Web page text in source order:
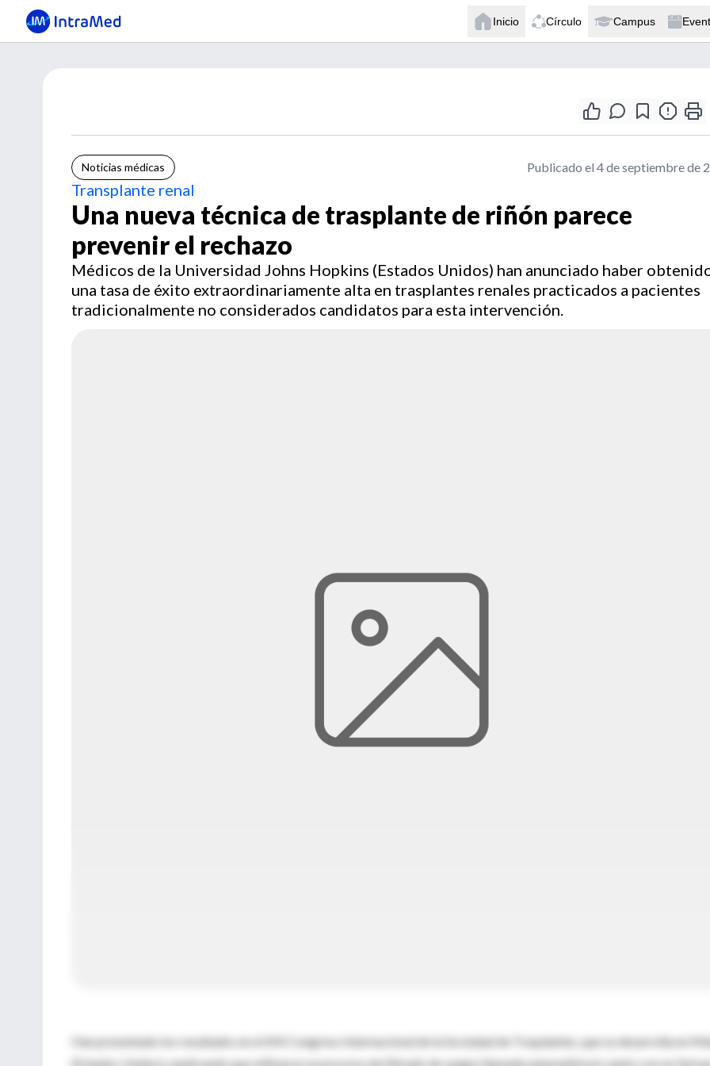
Inicio Círculo Campus
Noticias médicas Publicado el 4 de septiembre de
Transplante renal
Una nueva técnica de trasplante de riñón parece
prevenir el rechazo
Médicos de la Universidad Johns Hopkins (Estados Unidos) han anunciado haber
una tasa de éxito extraordinariamente alta en trasplantes renales practicados a pacientes
tradicionalmente no considerados candidatos para esta intervención.
Han presentado los resultados en el XIX Congreso Internacional de la Sociedad de Trasplantes, que se desarrolla en
(Estados Unidos), explicando que utilizaron un proceso de filtrado de sangre llamado plasmaféresis, junto con un